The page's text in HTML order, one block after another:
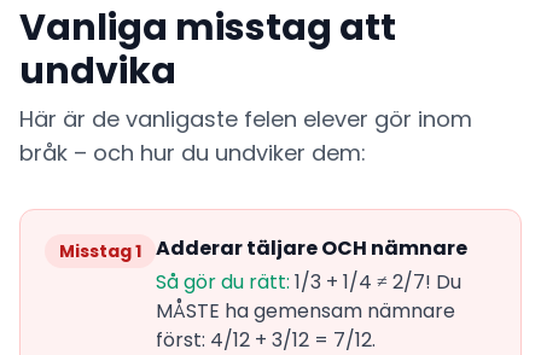
Vanliga misstag att
undvika
Här är de vanligaste felen elever gör inom
bråk – och hur du undviker dem:
Misstag 1 Adderar täljare OCH nämnare
Så gör du rätt: 1/3 + 1/4 ≠ 2/7! Du
MÅSTE ha gemensam nämnare
först: 4/12 + 3/12 = 7/12.